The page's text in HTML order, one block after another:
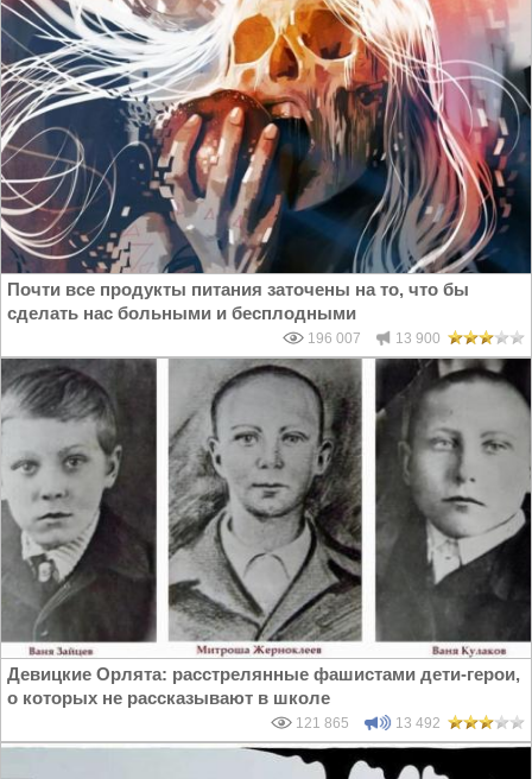
Почти все продукты питания заточены на то, что бы
сделать нас больными и бесплодными
196 007 13 900
Девицкие Орлята: расстрелянные фашистами дети-герои,
о которых не рассказывают в школе
121 865 13 492